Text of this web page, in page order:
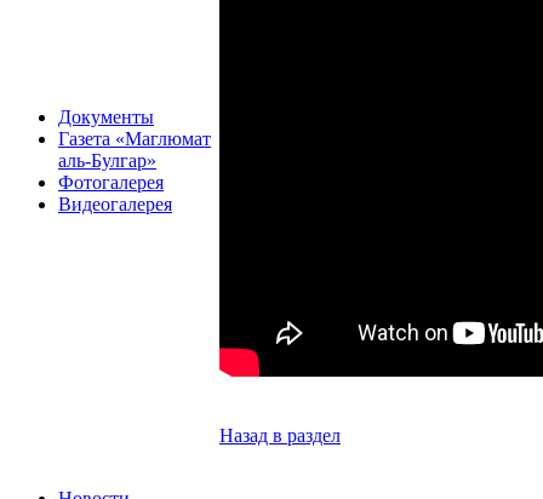
Документы
Газета «Маглюмат
аль-Булгар»
Фотогалерея
Видеогалерея
Назад в раздел